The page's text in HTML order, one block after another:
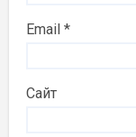
Email*
Сайт